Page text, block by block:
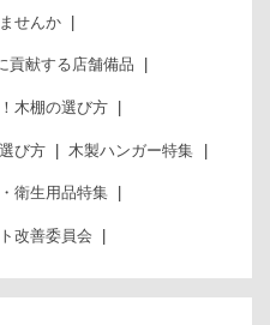
せんか
貢献する店舗備品
木棚の選び方
び方 木製ハンガー特集
衛生用品特集
改善委員会